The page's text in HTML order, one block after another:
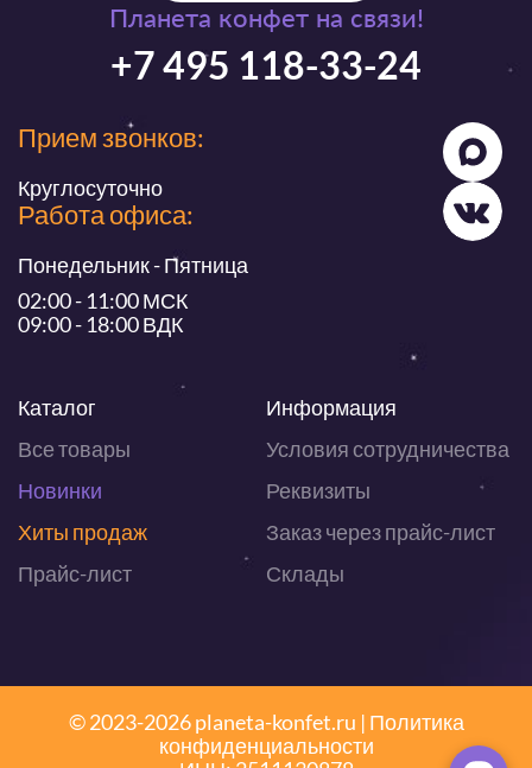
Планета конфет на связи!
+7 495 118-33-24
Прием звонков:
Круглосуточно
Работа офиса:
Понедельник - Пятница
02:00 - 11:00 МСК
09:00 - 18:00 ВДК
Каталог
Все товары
Новинки
Хиты продаж
Прайс-лист
Информация
Условия сотрудничества
Реквизиты
Заказ через прайс-лист
Склады
© 2023-2026 planeta-konfet.ru | Политика
конфиденциальности